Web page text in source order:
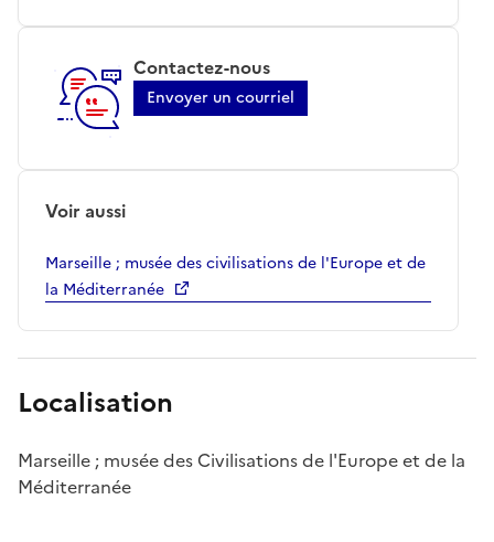
Contactez-nous
Envoyer un courriel
Voir aussi
Marseille ; musée des civilisations de l'Europe et de
la Méditerranée
Localisation
Marseille ; musée des Civilisations de l'Europe et de la
Méditerranée